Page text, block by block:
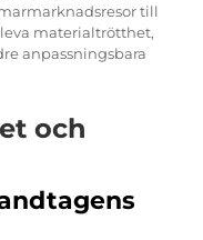
till
materialtrötthet,
anpassningsbara
och